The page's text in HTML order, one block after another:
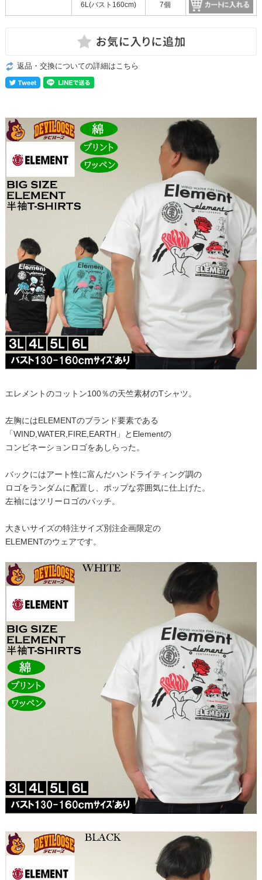
6L(バスト160cm) 7個
返品・交換についての詳細はこちら
エレメントのコットン100％の天竺素材のTシャツ。
左胸にはELEMENTのブランド要素である
「WIND,WATER,FIRE,EARTH」とElementの
コンビネーションロゴをあしらった。
バックにはアート性に富んだハンドライティング調の
ロゴをランダムに配置し、ポップな雰囲気に仕上げた。
左袖にはツリーロゴのパッチ。
大きいサイズの特注サイズ別注企画限定の
ELEMENTのウェアです。